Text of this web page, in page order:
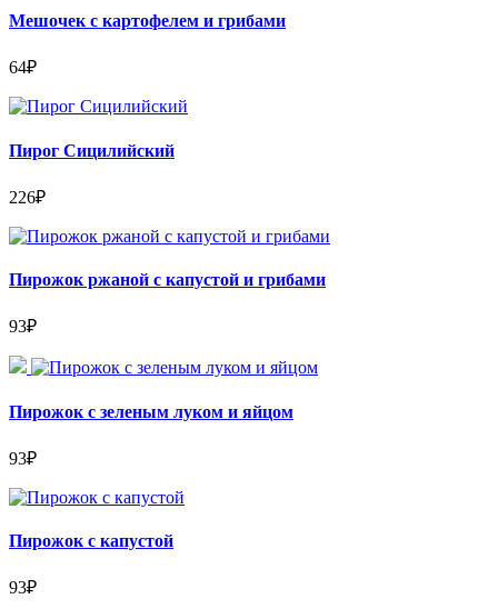
Мешочек с картофелем и грибами
64₽
Пирог Сицилийский
226₽
Пирожок ржаной с капустой и грибами
93₽
Пирожок с зеленым луком и яйцом
93₽
Пирожок с капустой
93₽